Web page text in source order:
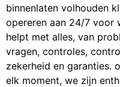
binnenlaten volhouden
opereren aan 24/7 voor
helpt met alles, van
vragen, controles,
zekerheid en garanties.
elk moment, we zijn